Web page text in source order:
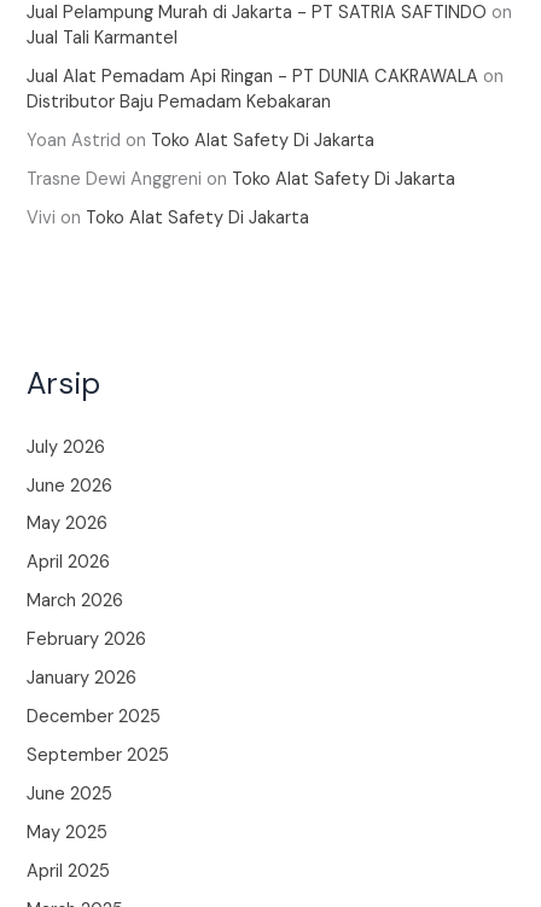
Jual Pelampung Murah di Jakarta - PT SATRIA SAFTINDO on
Jual Tali Karmantel
Jual Alat Pemadam Api Ringan - PT DUNIA CAKRAWALA on
Distributor Baju Pemadam Kebakaran
Yoan Astrid on Toko Alat Safety Di Jakarta
Trasne Dewi Anggreni on Toko Alat Safety Di Jakarta
Vivi on Toko Alat Safety Di Jakarta
Arsip
July 2026
June 2026
May 2026
April 2026
March 2026
February 2026
January 2026
December 2025
September 2025
June 2025
May 2025
April 2025